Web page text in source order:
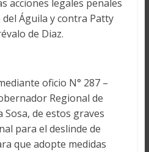
acciones legales penales
Águila y contra Patty
de Diaz.
oficio N° 287 –
Regional de
Sosa, de estos graves
para el deslinde de
que adopte medidas